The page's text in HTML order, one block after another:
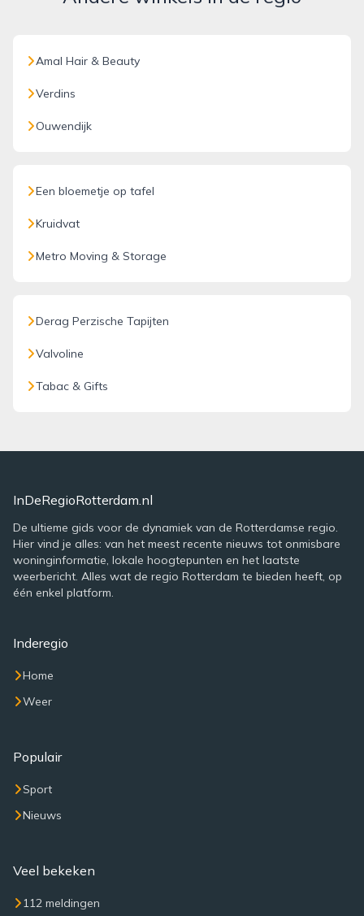
Amal Hair & Beauty
Verdins
Ouwendijk
Een bloemetje op tafel
Kruidvat
Metro Moving & Storage
Derag Perzische Tapijten
Valvoline
Tabac & Gifts
InDeRegioRotterdam.nl
De ultieme gids voor de dynamiek van de Rotterdamse regio.
Hier vind je alles: van het meest recente nieuws tot onmisbare
woninginformatie, lokale hoogtepunten en het laatste
weerbericht. Alles wat de regio Rotterdam te bieden heeft, op
één enkel platform.
Inderegio
Home
Weer
Populair
Sport
Nieuws
Veel bekeken
112 meldingen